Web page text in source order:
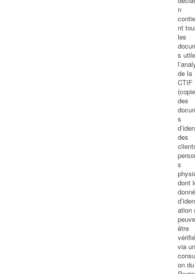
n
nt
les
s
de la
CTIF
(copie
des
s
des
s
dont
ation
être
via
on du